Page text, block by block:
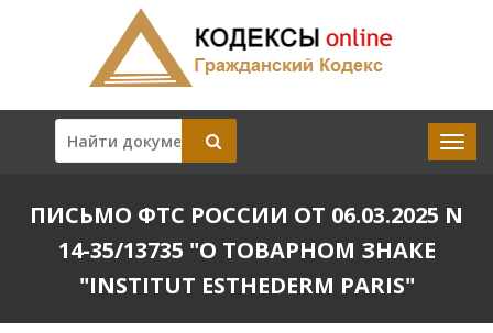
ПИСЬМО ФТС РОССИИ ОТ 06.03.2025 N
14-35/13735 "О ТОВАРНОМ ЗНАКЕ
"INSTITUT ESTHEDERM PARIS"